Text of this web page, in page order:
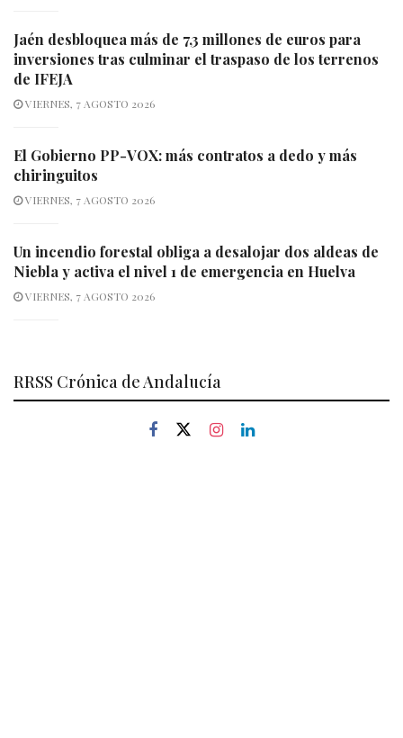
Jaén desbloquea más de 7,3 millones de euros para
inversiones tras culminar el traspaso de los terrenos
de IFEJA
VIERNES, 7 AGOSTO 2026
El Gobierno PP-VOX: más contratos a dedo y más
chiringuitos
VIERNES, 7 AGOSTO 2026
Un incendio forestal obliga a desalojar dos aldeas de
Niebla y activa el nivel 1 de emergencia en Huelva
VIERNES, 7 AGOSTO 2026
RRSS Crónica de Andalucía